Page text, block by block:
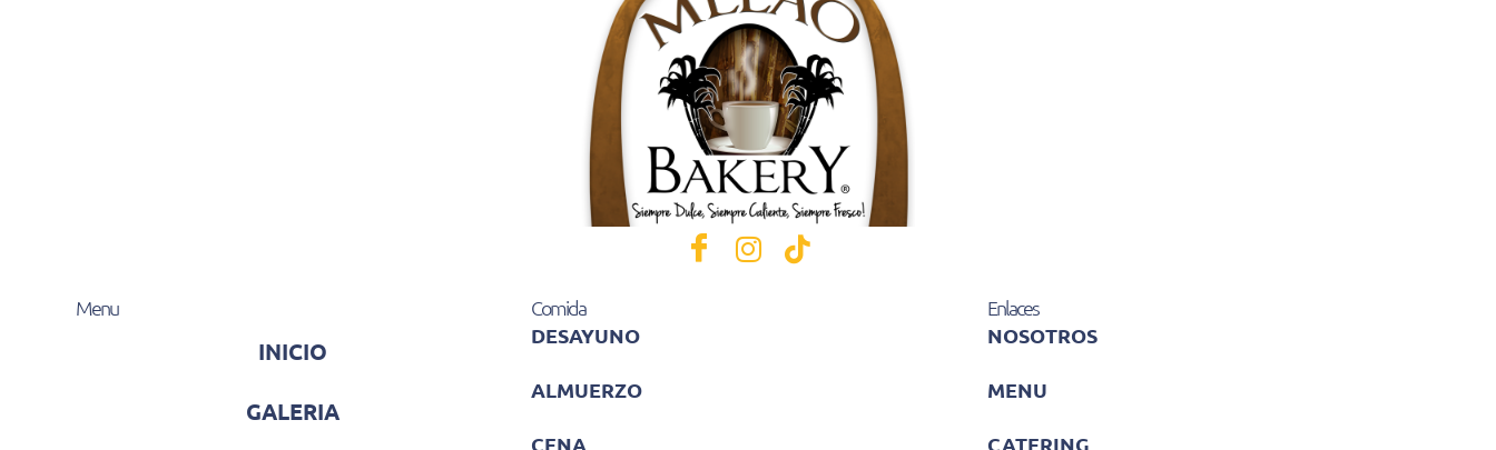
Enlaces
NOSOTROS
MENU
CATERING
Comida
DESAYUNO
ALMUERZO
CENA
Menu
INICIO
GALERIA